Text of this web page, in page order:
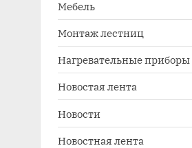
Мебель
Монтаж лестниц
Нагревательные приборы
Новостая лента
Новости
Новостная лента